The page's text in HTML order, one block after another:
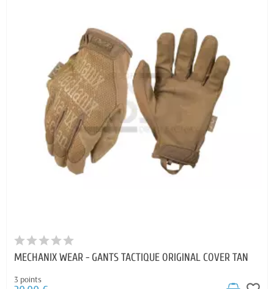
MECHANIX WEAR - GANTS TACTIQUE ORIGINAL COVER TAN
3 points